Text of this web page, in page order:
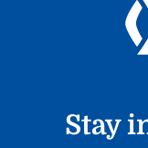
Stay